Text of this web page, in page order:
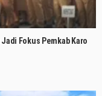
Fokus Pemkab Karo